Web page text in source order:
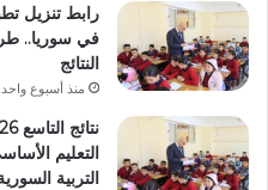
في سوريا..
النتائج
منذ أسبوع واحد
التعليم
التربية